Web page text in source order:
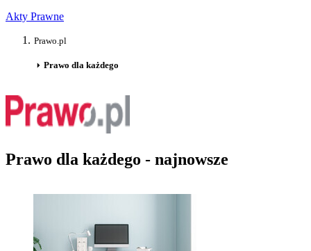
Akty Prawne
Prawo.pl
Prawo dla każdego
Prawo dla każdego - najnowsze